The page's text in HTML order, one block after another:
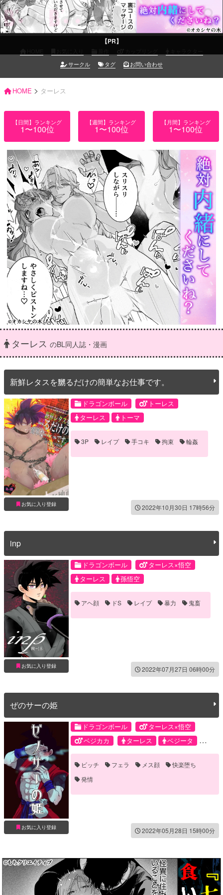
お気に入り 検索
サークル
タグ お問い合わせ
HOME > ターレス
【日間】ランキング
1〜100位
【週間】ランキング
1〜100位
【月間】ランキング
1〜100位
ターレス のBL同人誌・漫画
新鮮レタスを嬲るだけの簡単なお仕事です。
お気に入り登録
ドラゴンボール
トーレス
ターレス
トーマ
3P レイプ 手コキ 拘束 輪姦
2022年10月30日 17時56分
inp
お気に入り登録
ドラゴンボール
ターレス×悟空
ターレス
孫悟空
アヘ顔 ドS レイプ 暴力 鬼畜
2022年07月27日 06時00分
ぜのサーの姫
お気に入り登録
ドラゴンボール
ターレス×悟空
ベジカカ
ターレス
ベジータ
孫悟飯
ビッチ フェラ メス顔
快楽堕ち
発情
2022年05月28日 15時00分
【PR】